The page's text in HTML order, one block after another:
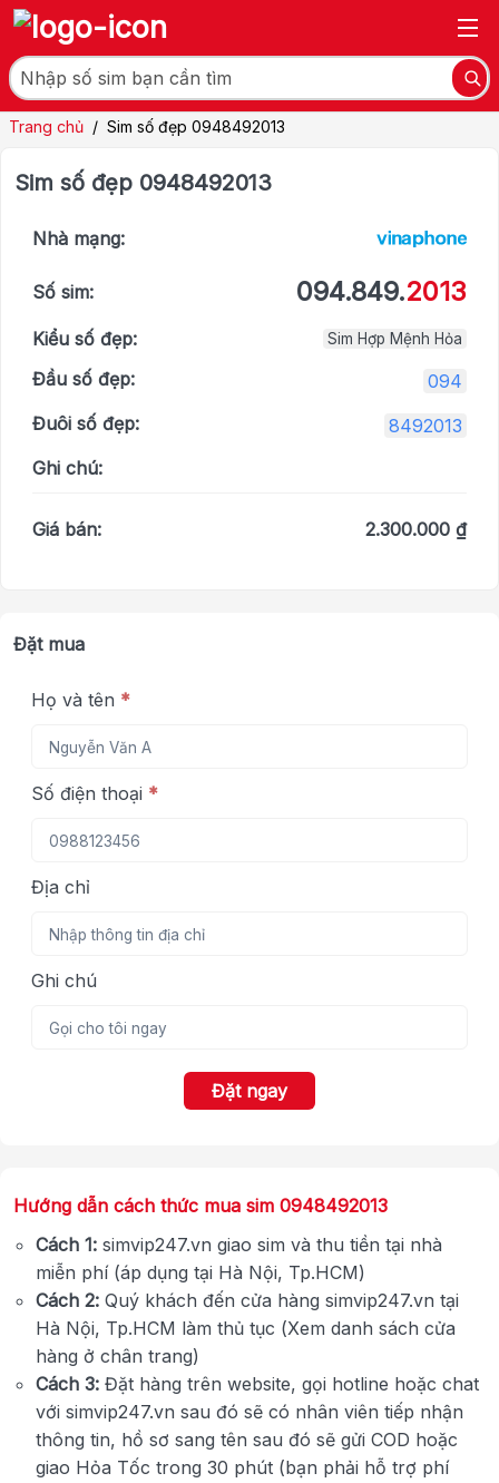
Trang chủ / Sim số đẹp 0948492013
Sim số đẹp 0948492013
Nhà mạng:
Số sim: 094.849.2013
Kiểu số đẹp: Sim Hợp Mệnh Hỏa
Đầu số đẹp:
094
Đuôi số đẹp:
8492013
Ghi chú:
Giá bán: 2.300.000 ₫
Đặt mua
Họ và tên *
Số điện thoại *
Địa chỉ
Ghi chú
Đặt ngay
Hướng dẫn cách thức mua sim 0948492013
Cách 1: simvip247.vn giao sim và thu tiền tại nhà
miễn phí (áp dụng tại Hà Nội, Tp.HCM)
Cách 2: Quý khách đến cửa hàng simvip247.vn tại
Hà Nội, Tp.HCM làm thủ tục (Xem danh sách cửa
hàng ở chân trang)
Cách 3: Đặt hàng trên website, gọi hotline hoặc chat
với simvip247.vn sau đó sẽ có nhân viên tiếp nhận
thông tin, hồ sơ sang tên sau đó sẽ gửi COD hoặc
giao Hỏa Tốc trong 30 phút (bạn phải hỗ trợ phí